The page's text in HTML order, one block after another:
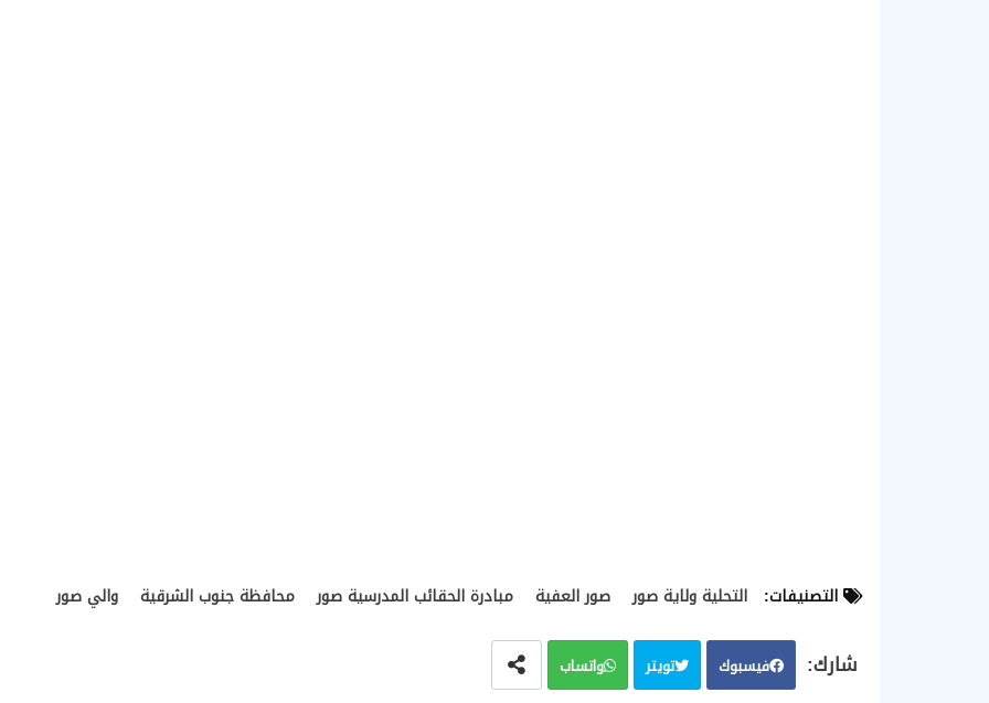
التصنيفات: التحلية ولاية صور صور العفية مبادرة الحقائب المدرسية صور محافظة جنوب الشرقية والي صور
فيسبوك تويتر واتساب